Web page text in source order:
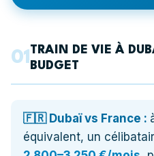
01TRAIN DE VIE À
BUDGET
🇫🇷 Dubaï vs France :
équivalent, un